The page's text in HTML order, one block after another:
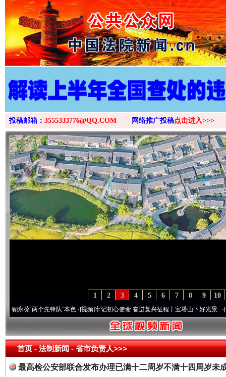
>
投稿邮箱： 3555333776@QQ.COM 网络推广投稿点击进入>>>
10
9
8
7
6
5
4
3
2
1
葆“两个先锋队”本色·[视频]牢记初心使命 奋进复兴征程丨宝塔山下好光景..·[视频]因
首页- 法制新闻 -省市负责人>>>
最高检公安部联合发布办理已满十二周岁不满十四周岁未